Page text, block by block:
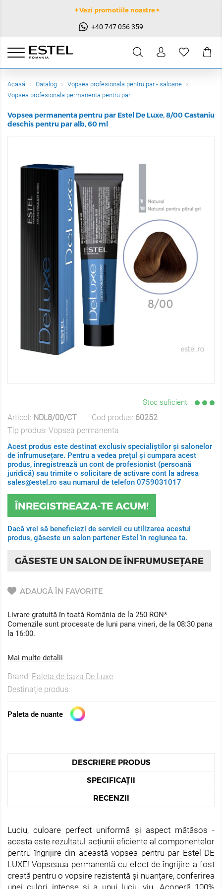
✦Vezi promotiile noastre✦
+40 747 056 359
Acasă Catalog
Vopsea profesionala pentru par - saloane
Vopsea profesionala permanenta pentru par
Vopsea permanenta pentru par Estel De Luxe, 8/00 Castaniu
deschis pentru par alb, 60 ml
Stoc suficient
Articol: NDL8/00/CT Cod produs: 60252
Tip produs: Vopsea permanenta
Acest produs este destinat exclusiv specialiștilor și salonelor
de înfrumusețare. Pentru a vedea prețul și cumpara acest
produs, înregistrează un cont de profesionist (persoană
juridică) sau trimite o solicitare de activare cont la adresa
sales@estel.ro sau numarul de telefon 0759031017
ÎNREGISTREAZA-TE ACUM!
Dacă vrei să beneficiezi de servicii cu utilizarea acestui
produs, găseste un salon partener Estel în regiunea ta.
GĂSESTE UN SALON DE ÎNFRUMUSEȚARE
ADAUGĂ ÎN FAVORITE
Livrare gratuită în toată România de la 250 RON*
Comenzile sunt procesate de luni pana vineri, de la 08:30 pana
la 16:00.
Mai multe detalii
Brand: Paleta de baza De Luxe
Destinație produs:
Paleta de nuante
DESCRIERE PRODUS
SPECIFICAȚII
RECENZII
Luciu, culoare perfect uniformă și aspect mătăsos -
acesta este rezultatul acțiunii eficiente al componentelor
pentru îngrijire din această vopsea pentru par Estel DE
LUXE! Vopseaua permanentă cu efect de îngrijire a fost
creată pentru o vopsire rezistentă și nuanțare, conferirea
unei culori intense și a unui luciu viu. Acoperă 100%